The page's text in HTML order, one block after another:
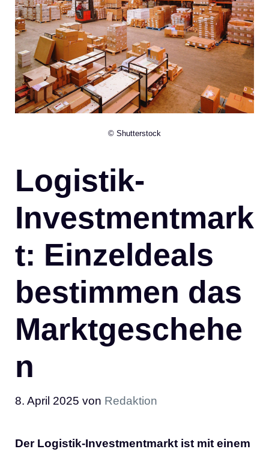
© Shutterstock
Logistik-
Investmentmark
t: Einzeldeals
bestimmen das
Marktgeschehe
n
8. April 2025 von Redaktion
Der Logistik-Investmentmarkt ist mit einem